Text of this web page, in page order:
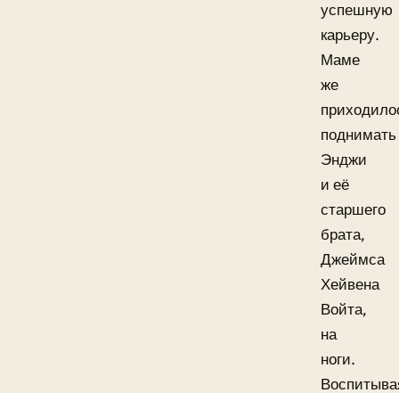
успешную
карьеру.
Маме
же
поднимать
Энджи
и её
старшего
брата,
Джеймса
Хейвена
Войта,
на
ноги.